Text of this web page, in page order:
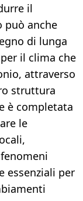
il
può anche
di lunga
il clima che
attraverso
struttura
è completata
le
essenziali per